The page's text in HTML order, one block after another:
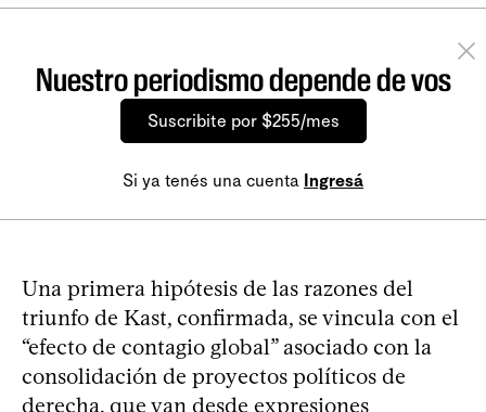
Nuestro periodismo depende de vos
Suscribite por $255/mes
Si ya tenés una cuenta Ingresá
Una primera hipótesis de las razones del
triunfo de Kast, confirmada, se vincula con el
“efecto de contagio global” asociado con la
consolidación de proyectos políticos de
derecha, que van desde expresiones